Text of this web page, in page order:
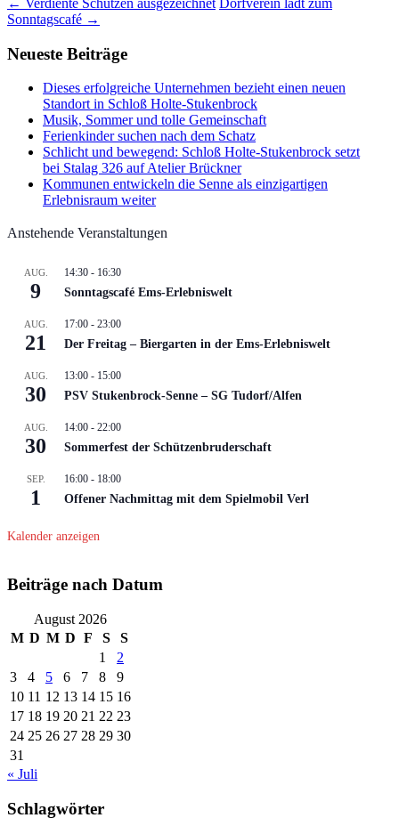
Beitragsnavigation
Sonntagscafé →
Neueste Beiträge
Dieses erfolgreiche Unternehmen bezieht einen neuen
Standort in Schloß Holte-Stukenbrock
Musik, Sommer und tolle Gemeinschaft
Ferienkinder suchen nach dem Schatz
Schlicht und bewegend: Schloß Holte-Stukenbrock setzt
bei Stalag 326 auf Atelier Brückner
Kommunen entwickeln die Senne als einzigartigen
Erlebnisraum weiter
Anstehende Veranstaltungen
AUG.
9
14:30 - 16:30
Sonntagscafé Ems-Erlebniswelt
AUG.
21
17:00 - 23:00
Der Freitag – Biergarten in der Ems-Erlebniswelt
AUG.
30
13:00 - 15:00
PSV Stukenbrock-Senne – SG Tudorf/Alfen
AUG.
30
14:00 - 22:00
Sommerfest der Schützenbruderschaft
SEP.
1
16:00 - 18:00
Offener Nachmittag mit dem Spielmobil Verl
Kalender anzeigen
Beiträge nach Datum
August 2026
M D M D F S
S
1
2
3
4 5 6 7 8
9
10 11 12 13 14 15 16
17 18 19 20 21 22 23
24 25 26 27 28 29 30
31
« Juli
Schlagwörter